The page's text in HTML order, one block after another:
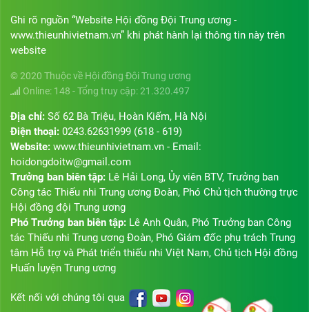
Ghi rõ nguồn “Website Hội đồng Đội Trung ương -
www.thieunhivietnam.vn” khi phát hành lại thông tin này trên
website
© 2020 Thuộc về Hội đồng Đội Trung ương
Online: 148 - Tổng truy cập: 21.320.497
Địa chỉ: Số 62 Bà Triệu, Hoàn Kiếm, Hà Nội
Điện thoại: 0243.62631999 (618 - 619)
Website: www.thieunhivietnam.vn - Email:
hoidongdoitw@gmail.com
Trưởng ban biên tập: Lê Hải Long, Ủy viên BTV, Trưởng ban
Công tác Thiếu nhi Trung ương Đoàn, Phó Chủ tịch thường trực
Hội đồng đội Trung ương
Phó Trưởng ban biên tập: Lê Anh Quân, Phó Trưởng ban Công
tác Thiếu nhi Trung ương Đoàn, Phó Giám đốc phụ trách Trung
tâm Hỗ trợ và Phát triển thiếu nhi Việt Nam, Chủ tịch Hội đồng
Huấn luyện Trung ương
Kết nối với chúng tôi qua